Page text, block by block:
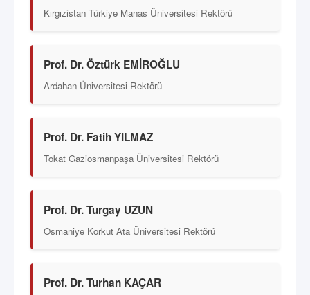
Kırgızistan Türkiye Manas Üniversitesi Rektörü
Prof. Dr. Öztürk EMİROĞLU
Ardahan Üniversitesi Rektörü
Prof. Dr. Fatih YILMAZ
Tokat Gaziosmanpaşa Üniversitesi Rektörü
Prof. Dr. Turgay UZUN
Osmaniye Korkut Ata Üniversitesi Rektörü
Prof. Dr. Turhan KAÇAR